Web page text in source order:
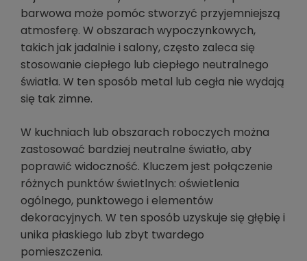
barwowa może pomóc stworzyć przyjemniejszą
atmosferę. W obszarach wypoczynkowych,
takich jak jadalnie i salony, często zaleca się
stosowanie ciepłego lub ciepłego neutralnego
światła. W ten sposób metal lub cegła nie wydają
się tak zimne.
W kuchniach lub obszarach roboczych można
zastosować bardziej neutralne światło, aby
poprawić widoczność. Kluczem jest połączenie
różnych punktów świetlnych: oświetlenia
ogólnego, punktowego i elementów
dekoracyjnych. W ten sposób uzyskuje się głębię i
unika płaskiego lub zbyt twardego
pomieszczenia.